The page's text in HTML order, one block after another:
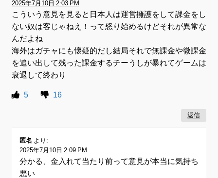
2025年7月10日 2:03 PM
こういう意見を見ると日本人は運営擁護をして課金をし
ない奴は客じゃねえ！って怒り始めるけどそれが異常な
んだよね
海外はガチャにも懐疑的だし結局それで無課金や微課金
を追い出して残った課金するチーうしが暴れてゲームは
衰退して終わり
5 16
返信
匿名 より:
2025年7月10日 2:09 PM
分かる、金入れて当たり前って意見が本当に気持ち
悪い